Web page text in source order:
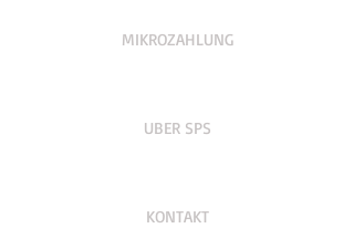
MIKROZAHLUNG
UBER SPS
KONTAKT